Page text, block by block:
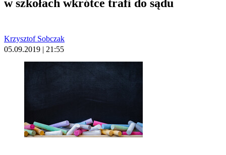
w szkołach wkrótce trafi do sądu
Krzysztof Sobczak
05.09.2019 | 21:55